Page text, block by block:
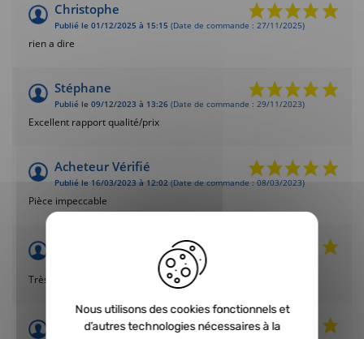
Christophe
Publié le 01/12/2025 à 15:15 (Date de commande : 27/11/2025)
rien a dire
Stéphane
Publié le 09/12/2023 à 13:26 (Date de commande : 29/11/2023)
Excellent rapport qualité/prix
Acheteur Vérifié
Publié le 16/03/2023 à 12:02 (Date de commande : 08/03/2023)
Pièce impeccable
Publié le 28/09/2022 à 20:40(Date de commande : 19/09/2022)
Très bon produit
Acheteur Vérifié
Nous utilisons des cookies fonctionnels et
d’autres technologies nécessaires à la